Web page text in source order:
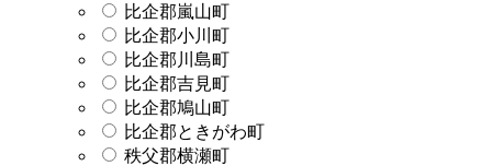
比企郡嵐山町
比企郡小川町
比企郡川島町
比企郡吉見町
比企郡鳩山町
比企郡ときがわ町
秩父郡横瀬町